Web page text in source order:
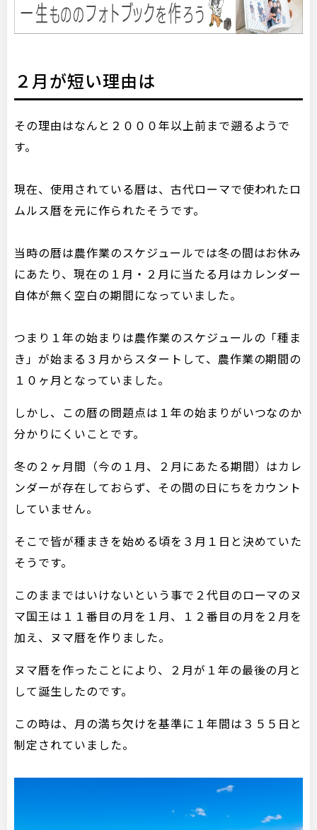
２月が短い理由は
その理由はなんと２０００年以上前まで遡るようで
す。
現在、使用されている暦は、古代ローマで使われたロ
ムルス暦を元に作られたそうです。
当時の暦は農作業のスケジュールでは冬の間はお休み
にあたり、現在の１月・２月に当たる月はカレンダー
自体が無く空白の期間になっていました。
つまり１年の始まりは農作業のスケジュールの「種ま
き」が始まる３月からスタートして、農作業の期間の
１０ヶ月となっていました。
しかし、この暦の問題点は１年の始まりがいつなのか
分かりにくいことです。
冬の２ヶ月間（今の１月、２月にあたる期間）はカレ
ンダーが存在しておらず、その間の日にちをカウント
していません。
そこで皆が種まきを始める頃を３月１日と決めていた
そうです。
このままではいけないという事で２代目のローマのヌ
マ国王は１１番目の月を１月、１２番目の月を２月を
加え、ヌマ暦を作りました。
ヌマ暦を作ったことにより、２月が１年の最後の月と
して誕生したのです。
この時は、月の満ち欠けを基準に１年間は３５５日と
制定されていました。